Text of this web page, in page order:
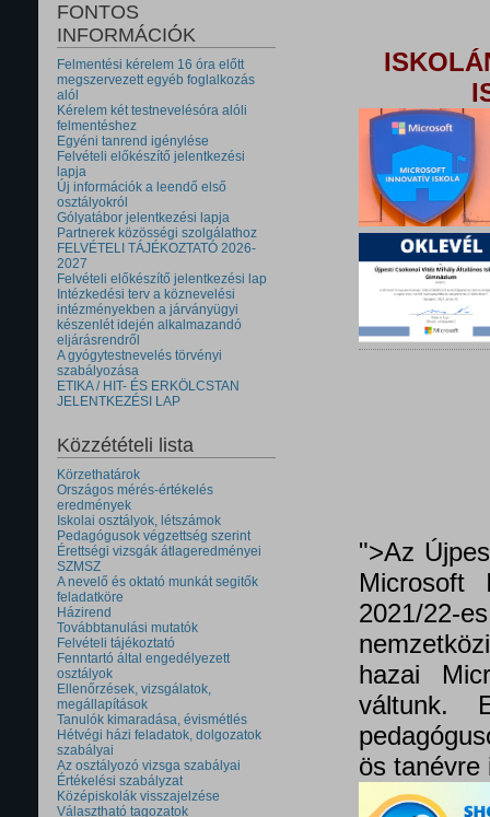
FONTOS
INFORMÁCIÓK
Felmentési kérelem 16 óra előtt
megszervezett egyéb foglalkozás
alól
Kérelem két testnevelésóra alóli
felmentéshez
Egyéni tanrend igénylése
Felvételi előkészítő jelentkezési
lapja
Új információk a leendő első
osztályokról
Gólyatábor jelentkezési lapja
Partnerek közösségi szolgálathoz
FELVÉTELI TÁJÉKOZTATÓ 2026-
2027
Felvételi előkészítő jelentkezési lap
Intézkedési terv a köznevelési
intézményekben a járványügyi
készenlét idején alkalmazandó
eljárásrendről
A gyógytestnevelés törvényi
szabályozása
ETIKA / HIT- ÉS ERKÖLCSTAN
JELENTKEZÉSI LAP
Közzétételi lista
Körzethatárok
Országos mérés-értékelés
eredmények
Iskolai osztályok, létszámok
Pedagógusok végzettség szerint
Érettségi vizsgák átlageredményei
SZMSZ
A nevelő és oktató munkát segitők
feladatköre
Házirend
Továbbtanulási mutatók
Felvételi tájékoztató
Fenntartó által engedélyezett
osztályok
Ellenőrzések, vizsgálatok,
megállapítások
Tanulók kimaradása, évismétlés
Hétvégi házi feladatok, dolgozatok
szabályai
Az osztályozó vizsga szabályai
Értékelési szabályzat
Középiskolák visszajelzése
Választható tagozatok
">Az
Microsoft
2021/
hazai
váltunk.
ös tanévre